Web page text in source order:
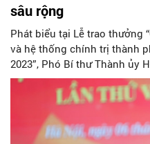
sâu rộng
Phát biểu tại Lễ trao thưởng
và hệ thống chính trị thành
2023”, Phó Bí thư Thành ủy
mạnh, thông qua báo chí,
công tác xây dựng Đảng,
phố Hà Nội được lan tỏa